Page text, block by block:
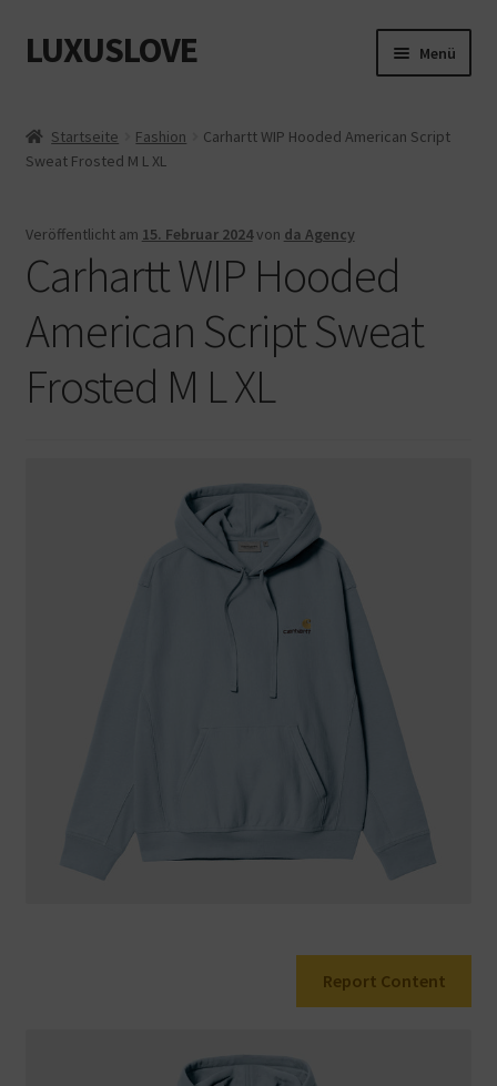
Zur
Navigation
Zum
Inhalt
LUXUSLOVE Menü
Cookie-Richtlinie (EU)
Datenschutz
Impressum
Kasse
Mein Konto
Startseite Fashion
Carhartt WIP Hooded American Script
Sweat Frosted M L XL
Veröffentlicht am 15. Februar 2024von da Agency
Carhartt WIP Hooded
American Script Sweat
Frosted M L XL
Report Content